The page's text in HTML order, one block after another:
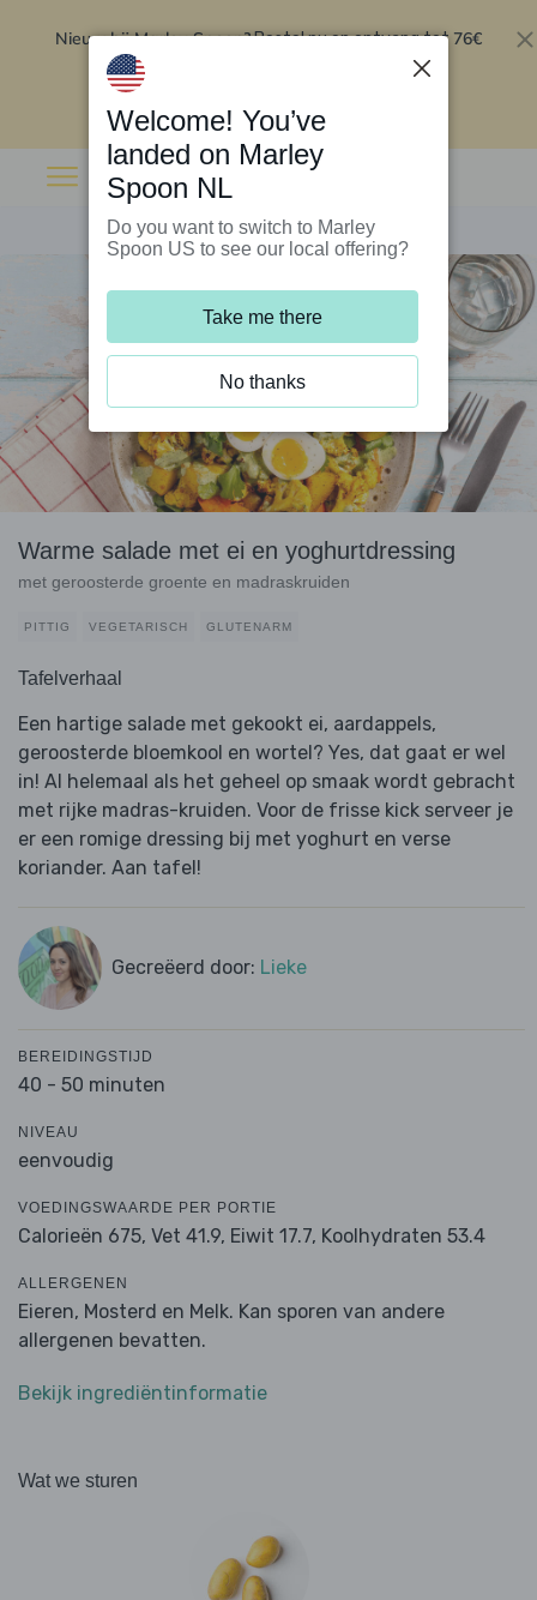
Nieuw bij Marley Spoon?Bestel nu en ontvang tot 76€
Warme salade met ei en yoghurtdressing
met geroosterde groente en madraskruiden
PITTIG VEGETARISCH GLUTENARM
Tafelverhaal
Een hartige salade met gekookt ei, aardappels,
geroosterde bloemkool en wortel? Yes, dat gaat er wel
in! Al helemaal als het geheel op smaak wordt gebracht
met rijke madras-kruiden. Voor de frisse kick serveer je
er een romige dressing bij met yoghurt en verse
koriander. Aan tafel!
Gecreëerd door: Lieke
BEREIDINGSTIJD
40 - 50 minuten
NIVEAU
eenvoudig
VOEDINGSWAARDE PER PORTIE
Calorieën 675, Vet 41.9, Eiwit 17.7, Koolhydraten 53.4
ALLERGENEN
Eieren, Mosterd en Melk. Kan sporen van andere
allergenen bevatten.
Bekijk ingrediëntinformatie
Wat we sturen
Welcome! You’ve
landed on Marley
Spoon NL
Do you want to switch to Marley
Spoon US to see our local offering?
Take me there
No thanks